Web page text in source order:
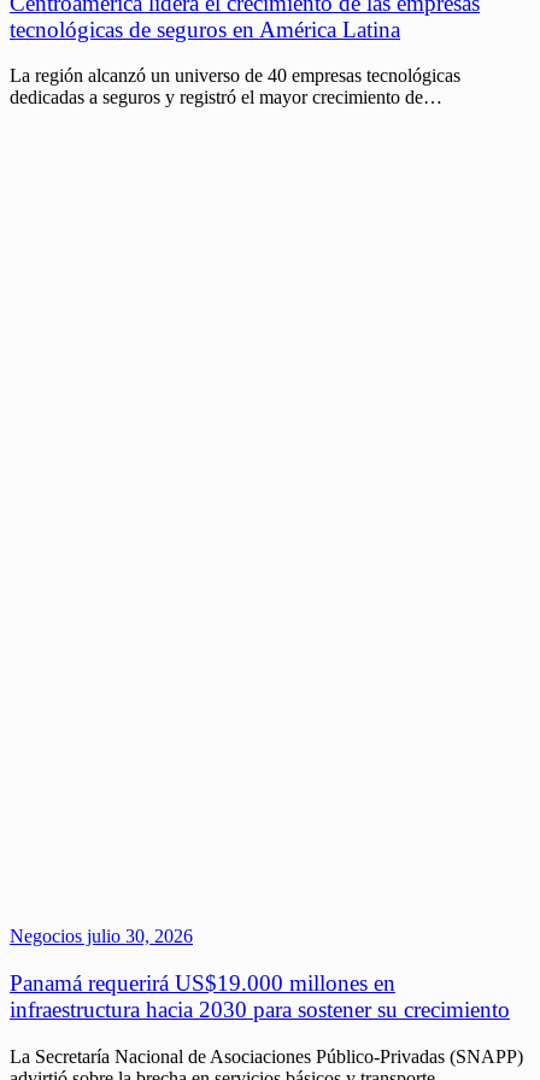
tecnológicas de seguros en América Latina
La región alcanzó un universo de 40 empresas tecnológicas
dedicadas a seguros y registró el mayor crecimiento de…
Negocios julio 30, 2026
Panamá requerirá US$19.000 millones en
infraestructura hacia 2030 para sostener su crecimiento
La Secretaría Nacional de Asociaciones Público-Privadas (SNAPP)